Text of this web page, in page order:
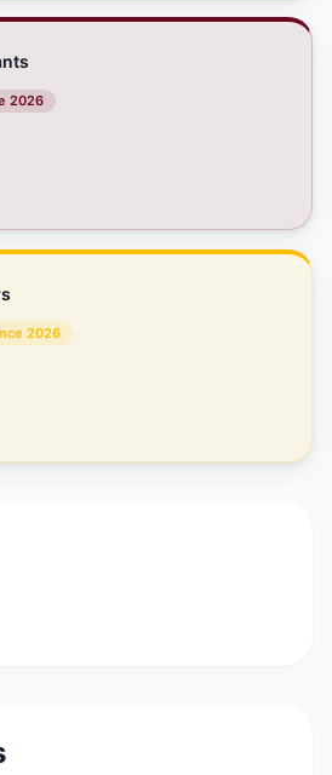
2026
2026
privé, reconnue par
d’Agadir délivre un